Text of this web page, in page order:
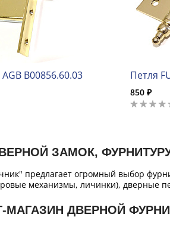
B00856.60.03 Петля
850 ₽
ЗАМОК,
предлагает огромный выбор
механизмы, личинки), дверные
МАГАЗИН ДВЕРНОЙ